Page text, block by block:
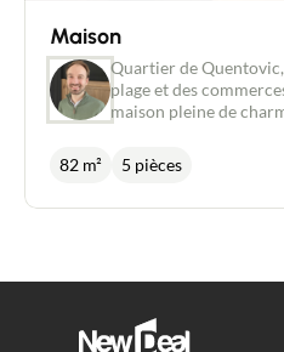
Maison
Quartier de Quentovic,
plage et des
maison pleine de
une salle de douche,
qu'une cave.Une
de cœur assuré, à
Immobilier/Agent
82 m² 5 pièces